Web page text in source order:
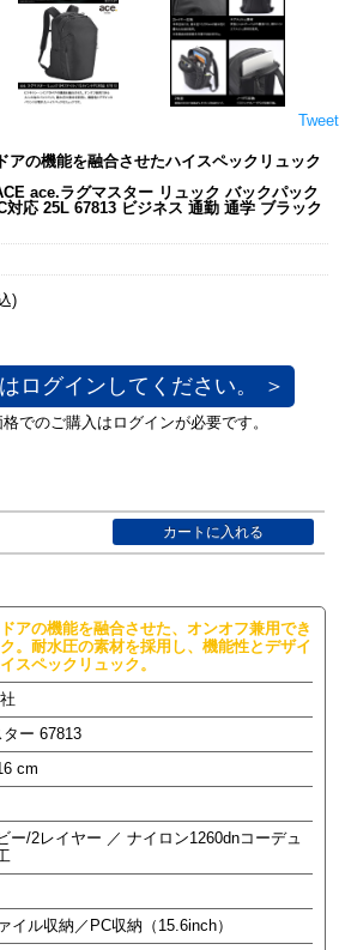
Tweet
アの機能を融合させたハイスペックリュック
ace.ラグマスター リュック バックパック
対応 25L 67813 ビジネス 通勤 通学 ブラック
)
ログインしてください。 ＞
アの機能を融合させた、オンオフ兼用でき
。耐水圧の素材を採用し、機能性とデザイ
スペックリュック。
ー 67813
cm
ー/2レイヤー ／ ナイロン1260dnコーデュ
イル収納／PC収納（15.6inch）